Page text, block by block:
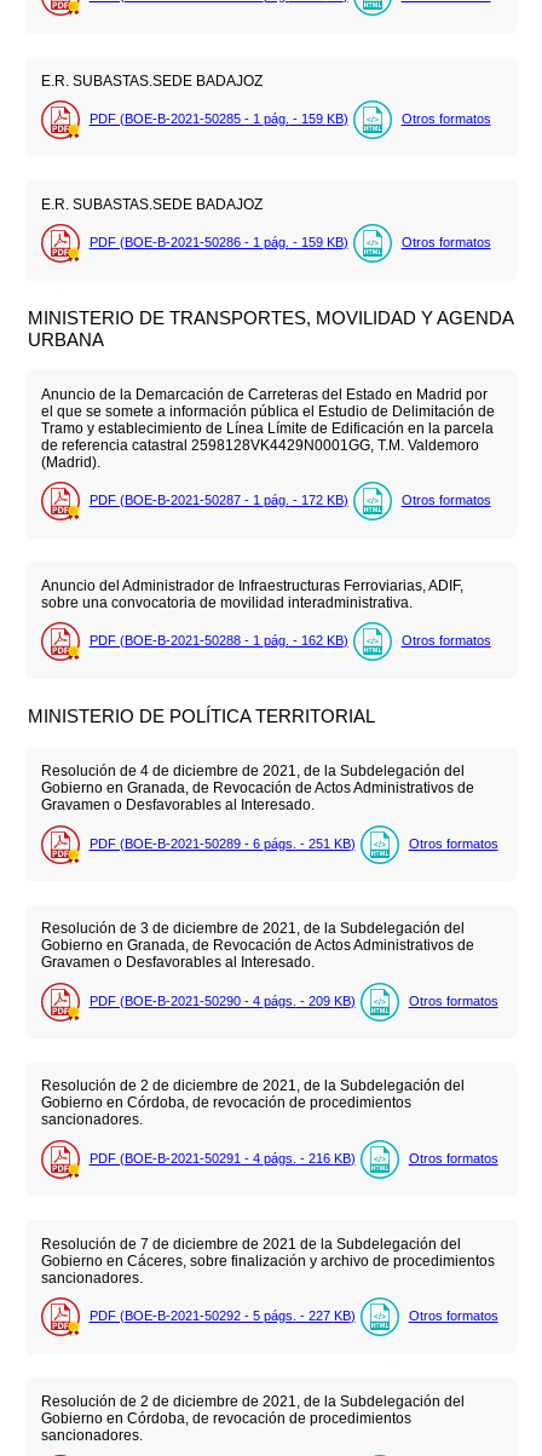
E.R. SUBASTAS.SEDE BADAJOZ
PDF (BOE-B-2021-50285 - 1 pág. - 159 KB) Otros formatos
E.R. SUBASTAS.SEDE BADAJOZ
PDF (BOE-B-2021-50286 - 1 pág. - 159 KB) Otros formatos
MINISTERIO DE TRANSPORTES, MOVILIDAD Y AGENDA
URBANA
Anuncio de la Demarcación de Carreteras del Estado en Madrid por
el que se somete a información pública el Estudio de Delimitación de
Tramo y establecimiento de Línea Límite de Edificación en la parcela
de referencia catastral 2598128VK4429N0001GG, T.M. Valdemoro
(Madrid).
PDF (BOE-B-2021-50287 - 1 pág. - 172 KB) Otros formatos
Anuncio del Administrador de Infraestructuras Ferroviarias, ADIF,
sobre una convocatoria de movilidad interadministrativa.
PDF (BOE-B-2021-50288 - 1 pág. - 162 KB) Otros formatos
MINISTERIO DE POLÍTICA TERRITORIAL
Resolución de 4 de diciembre de 2021, de la Subdelegación del
Gobierno en Granada, de Revocación de Actos Administrativos de
Gravamen o Desfavorables al Interesado.
PDF (BOE-B-2021-50289 - 6 págs. - 251 KB) Otros formatos
Resolución de 3 de diciembre de 2021, de la Subdelegación del
Gobierno en Granada, de Revocación de Actos Administrativos de
Gravamen o Desfavorables al Interesado.
PDF (BOE-B-2021-50290 - 4 págs. - 209 KB) Otros formatos
Resolución de 2 de diciembre de 2021, de la Subdelegación del
Gobierno en Córdoba, de revocación de procedimientos
sancionadores.
PDF (BOE-B-2021-50291 - 4 págs. - 216 KB) Otros formatos
Resolución de 7 de diciembre de 2021 de la Subdelegación del
Gobierno en Cáceres, sobre finalización y archivo de procedimientos
sancionadores.
PDF (BOE-B-2021-50292 - 5 págs. - 227 KB) Otros formatos
Resolución de 2 de diciembre de 2021, de la Subdelegación del
Gobierno en Córdoba, de revocación de procedimientos
sancionadores.